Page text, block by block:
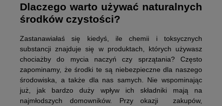
Dlaczego warto używać naturalnych
środków czystości?
Zastanawiałaś się kiedyś, ile chemii i toksycznych
substancji znajduje się w produktach, których używasz
chociażby do mycia naczyń czy sprzątania? Często
zapominamy, że środki te są niebezpieczne dla naszego
środowiska, a także dla nas samych. Nie wspominając
już, jak bardzo duży wpływ ich składniki mają na
najmłodszych domowników. Przy okazji zakupów,